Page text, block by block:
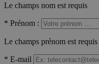
Le champs nom est requis
* Prénom :
Le champs prénom est requis
* E-mail